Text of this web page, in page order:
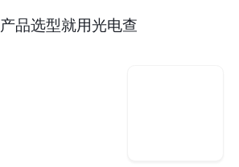
产品选型就用光电查